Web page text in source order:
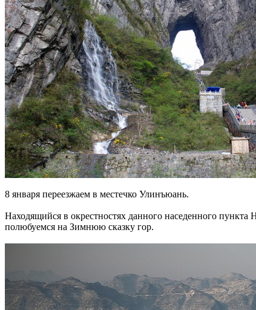
8 января переезжаем в местечко Улинъюань.
Находящийся в окрестностях данного наседенного
полюбуемся на Зимнюю сказку гор.